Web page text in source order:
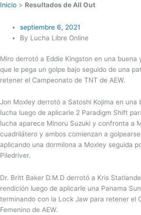
Inicio > Resultados de All Out
septiembre 6, 2021
By Lucha Libre Online
Miro derrotó a Eddie Kingston en una buena
que le pega un golpe bajo seguido de una
retener el Campeonato de TNT de AEW.
Jon Moxley derrotó a Satoshi Kojima en una
lucha luego de aplicarle 2 Paradigm Shift
lucha aparece Minoru Suzuki y confronta a
cuadrilátero y ambos comienzan a
aplicando una dormilona a Moxley seguida
Piledriver.
Dr. Britt Baker D.M.D derrotó a Kris
rendición luego de aplicarle una Panama
terminando con la Lock Jaw para retener el
Femenino de AEW.